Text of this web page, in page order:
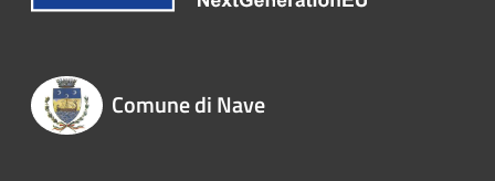
Comune di Nave